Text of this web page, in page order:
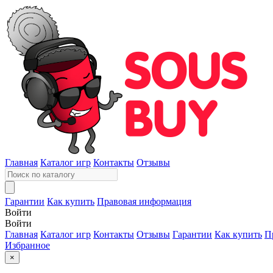
Главная Каталог игр Контакты Отзывы
Гарантии Как купить Правовая информация
Войти
Войти
Главная Каталог игр Контакты Отзывы Гарантии Как купить
Избранное
×